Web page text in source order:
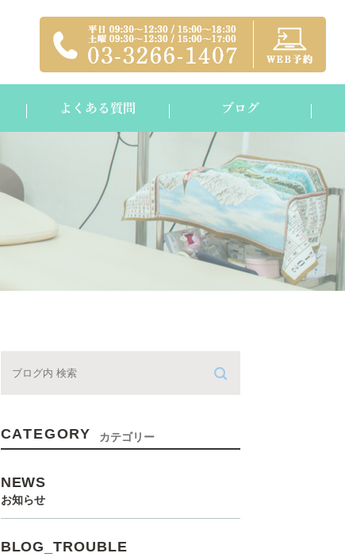
よくある質問 ブログ
CATEGORY カテゴリー
NEWS
お知らせ
BLOG_TROUBLE